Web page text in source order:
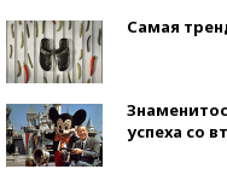
Самая
успеха со